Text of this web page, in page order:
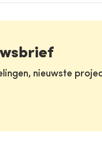
nieuwste